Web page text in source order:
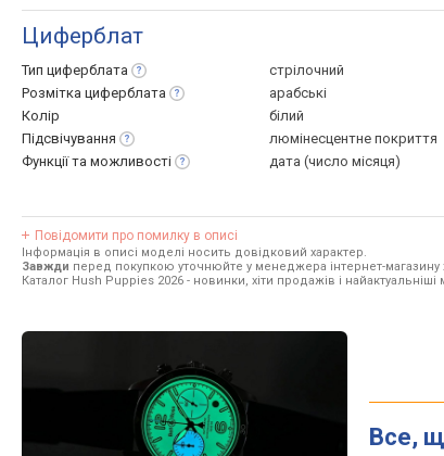
Циферблат
Тип циферблата
стрілочний
Розмітка циферблата
арабські
Колір
білий
Підсвічування
люмінесцентне покриття
Функції та можливості дата (число місяця)
Повідомити про помилку в описі
Інформація в описі моделі носить довідковий характер.
Завжди перед покупкою уточнюйте у менеджера інтернет-магазину
Каталог Hush Puppies 2026 - новинки, хіти продажів і
Все,